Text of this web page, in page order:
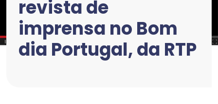
revista de
imprensa no Bom
dia Portugal, da RTP